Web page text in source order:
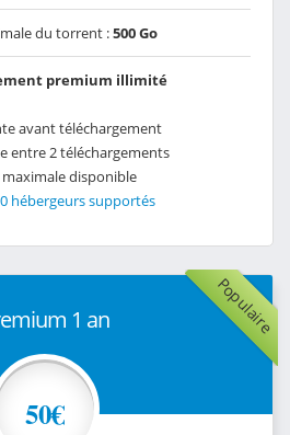
du torrent :500 Go
premium illimité
avant téléchargement
entre 2 téléchargements
maximale disponible
hébergeurs supportés
Populaire
1 an
50€